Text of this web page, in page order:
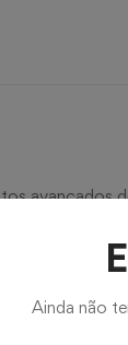
do
ou
Ainda não